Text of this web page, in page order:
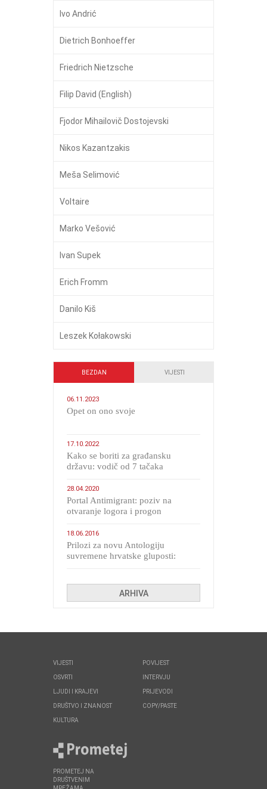
Ivo Andrić
Dietrich Bonhoeffer
Friedrich Nietzsche
Filip David (English)
Fjodor Mihailovič Dostojevski
Nikos Kazantzakis
Meša Selimović
Voltaire
Marko Vešović
Ivan Supek
Erich Fromm
Danilo Kiš
Leszek Kołakowski
BEZDAN VIJESTI
06.11.2023
​Opet on ono svoje
17.10.2022
Kako se boriti za građansku
državu: vodič od 7 tačaka
28.04.2020
Portal Antimigrant: poziv na
otvaranje logora i progon
18.06.2016
Prilozi za novu Antologiju
suvremene hrvatske gluposti:
ARHIVA
VIJESTI
OSVRTI
LJUDI I KRAJEVI
DRUŠTVO I ZNANOST
KULTURA
POVIJEST
INTERVJU
PRIJEVODI
COPY/PASTE
PROMETEJ NA
DRUŠTVENIM